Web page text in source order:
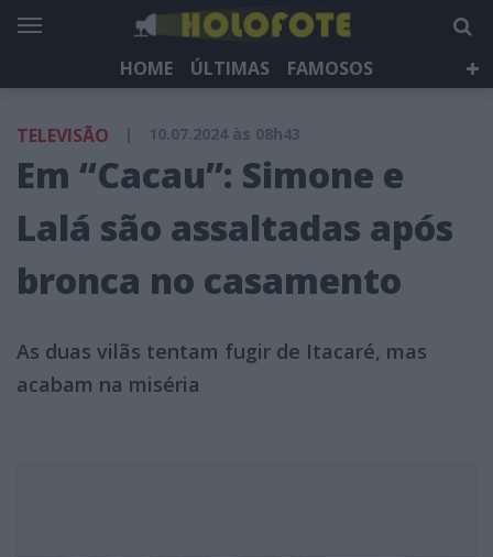
HOME ÚLTIMAS
FAMOSOS
HOLOFOTE TV
NEWSLETTER
TELEVISÃO | 10.07.2024 às 08h43
Em “Cacau”: Simone e
Lalá são assaltadas após
bronca no casamento
As duas vilãs tentam fugir de Itacaré, mas
acabam na miséria